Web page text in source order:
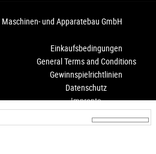
und Apparatebau GmbH
Einkaufsbedingungen
General Terms and Conditions
Gewinnspielrichtlinien
Datenschutz
Impronta
Hinweisgeberschutz